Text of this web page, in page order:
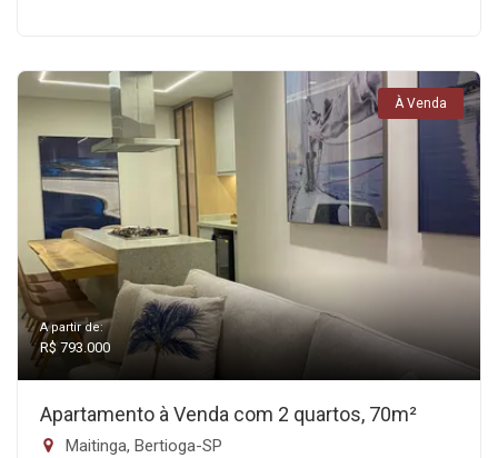
À Venda
A partir de:
R$ 793.000
Apartamento à Venda com 2 quartos, 70m²
Maitinga, Bertioga-SP